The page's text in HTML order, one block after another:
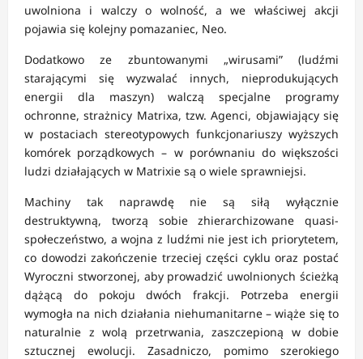
uwolniona i walczy o wolność, a we właściwej akcji
pojawia się kolejny pomazaniec, Neo.
Dodatkowo ze zbuntowanymi „wirusami” (ludźmi
starającymi się wyzwalać innych, nieprodukujących
energii dla maszyn) walczą specjalne programy
ochronne, strażnicy Matrixa, tzw. Agenci, objawiający się
w postaciach stereotypowych funkcjonariuszy wyższych
komórek porządkowych – w porównaniu do większości
ludzi działających w Matrixie są o wiele sprawniejsi.
Machiny tak naprawdę nie są siłą wyłącznie
destruktywną, tworzą sobie zhierarchizowane quasi-
społeczeństwo, a wojna z ludźmi nie jest ich priorytetem,
co dowodzi zakończenie trzeciej części cyklu oraz postać
Wyroczni stworzonej, aby prowadzić uwolnionych ścieżką
dążącą do pokoju dwóch frakcji. Potrzeba energii
wymogła na nich działania niehumanitarne – wiąże się to
naturalnie z wolą przetrwania, zaszczepioną w dobie
sztucznej ewolucji. Zasadniczo, pomimo szerokiego